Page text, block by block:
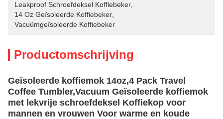
Leakproof Schroefdeksel Koffiebeker
14 Oz Geïsoleerde Koffiebeker
Vacuümgeïsoleerde Koffiebeker
Productomschrijving
Geïsoleerde koffiemok 14oz,4 Pack Travel
Coffee Tumbler,Vacuum Geïsoleerde koffiemok
met lekvrije schroefdeksel Koffiekop voor
mannen en vrouwen Voor warme en koude